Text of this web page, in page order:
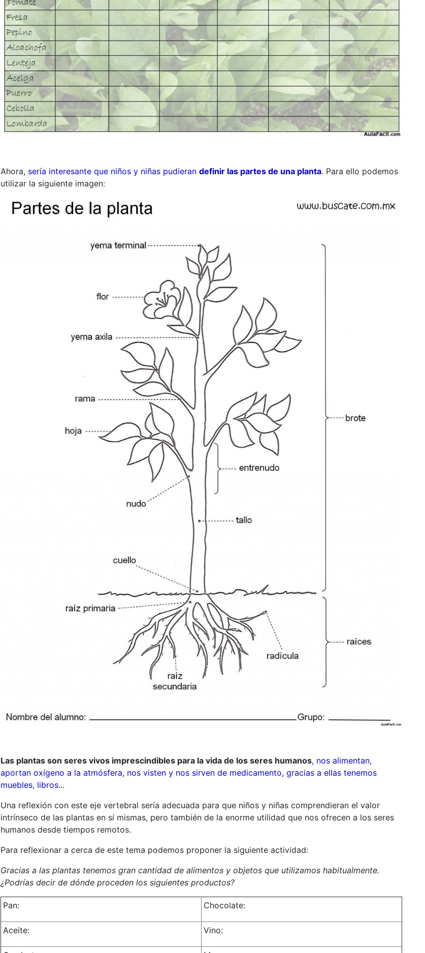
Ahora, sería interesante que niños y niñas pudieran definir las partes de una planta. Para ello podemos
utilizar la siguiente imagen:
Las plantas son seres vivos imprescindibles para la vida de los seres humanos, nos alimentan,
aportan oxígeno a la atmósfera, nos visten y nos sirven de medicamento, gracias a ellas tenemos
muebles, libros...
Una reflexión con este eje vertebral sería adecuada para que niños y niñas comprendieran el valor
intrínseco de las plantas en sí mismas, pero también de la enorme utilidad que nos ofrecen a los seres
humanos desde tiempos remotos.
Para reflexionar a cerca de este tema podemos proponer la siguiente actividad:
Gracias a las plantas tenemos gran cantidad de alimentos y objetos que utilizamos habitualmente.
¿Podrías decir de dónde proceden los siguientes productos?
Pan: Chocolate:
Aceite: Vino: